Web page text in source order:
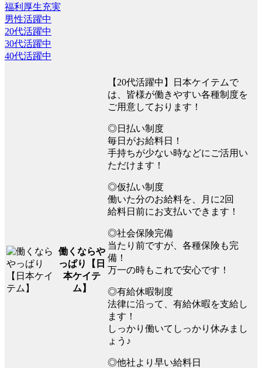
福利厚生充実
男性活躍中
20代活躍中
30代活躍中
40代活躍中
働くならや
っぱり【日
本ケイテ
ム】
【20代活躍中】日本ケイテムで
は、皆様が働きやすい各種制度を
ご用意しております！
◎日払い制度
毎日がお給料日！
手持ちが少ない時などにご活用い
ただけます！
◎仮払い制度
働いた分のお給料を、月に2回
給料日前にお支払いできます！
◎社会保険完備
当たり前ですが、各種保険も完
備！
万一の時もこれで安心です！
◎有給休暇制度
法律に沿って、有給休暇を支給し
ます！
しっかり働いてしっかり休みまし
ょう♪
◎他社より早い給料日